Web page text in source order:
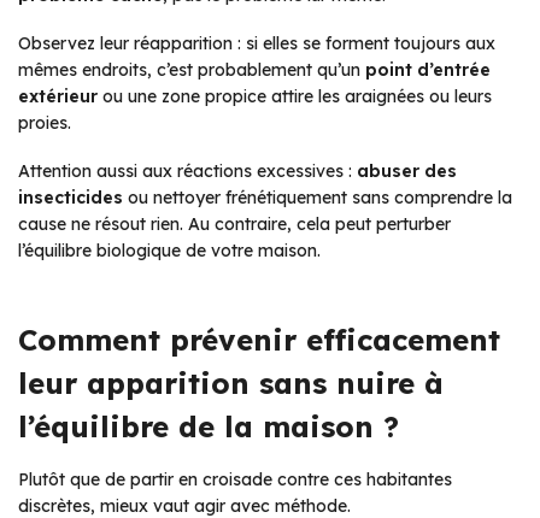
Observez leur réapparition : si elles se forment toujours aux
mêmes endroits, c’est probablement qu’un point d’entrée
extérieur ou une zone propice attire les araignées ou leurs
proies.
Attention aussi aux réactions excessives : abuser des
insecticides ou nettoyer frénétiquement sans comprendre la
cause ne résout rien. Au contraire, cela peut perturber
l’équilibre biologique de votre maison.
Comment prévenir efficacement
leur apparition sans nuire à
l’équilibre de la maison ?
Plutôt que de partir en croisade contre ces habitantes
discrètes, mieux vaut agir avec méthode.